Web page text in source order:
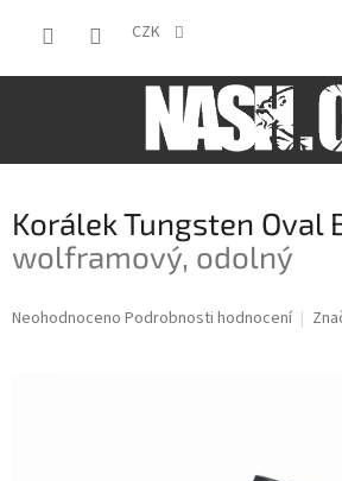
CZK
Korálek Tungsten Oval
wolframový, odolný
Průměrné
Neohodnoceno Podrobnosti hodnocení